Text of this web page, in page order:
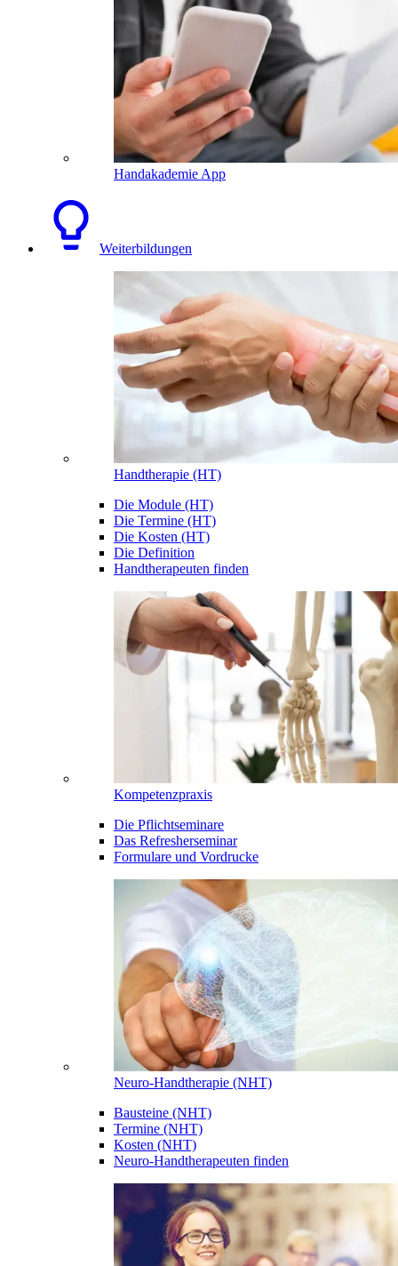
Handakademie App
Weiterbildungen
Handtherapie (HT)
Die Module (HT)
Die Termine (HT)
Die Kosten (HT)
Die Definition
Handtherapeuten finden
Kompetenzpraxis
Die Pflichtseminare
Das Refresherseminar
Formulare und Vordrucke
Neuro-Handtherapie (NHT)
Bausteine (NHT)
Termine (NHT)
Kosten (NHT)
Neuro-Handtherapeuten finden